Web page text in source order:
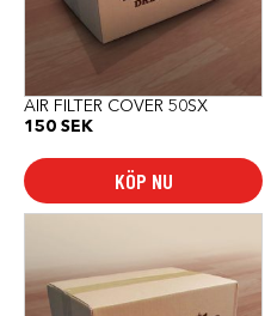
AIR FILTER COVER 50SX
150 SEK
KÖP NU